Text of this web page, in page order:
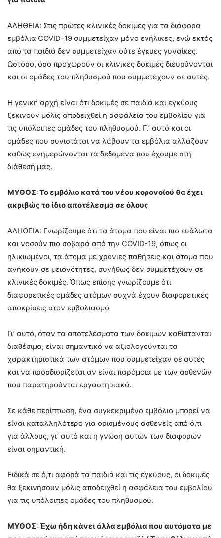
ΑΛΗΘΕΙΑ: Στις πρώτες κλινικές δοκιμές για τα διάφορα
εμβόλια COVID-19 συμμετείχαν μόνο ενήλικες, ενώ εκτός
από τα παιδιά δεν συμμετείχαν ούτε έγκυες γυναίκες.
Ωστόσο, όσο προχωρούν οι κλινικές δοκιμές διευρύνονται
και οι ομάδες του πληθυσμού που συμμετέχουν σε αυτές.
Η γενική αρχή είναι ότι δοκιμές σε παιδιά και εγκύους
ξεκινούν μόλις αποδειχθεί η ασφάλεια του εμβολίου για
τις υπόλοιπες ομάδες του πληθυσμού. Γι’ αυτό και οι
ομάδες που συνιστάται να λάβουν τα εμβόλια αλλάζουν
καθώς ενημερώνονται τα δεδομένα που έχουμε στη
διάθεσή μας.
ΜΥΘΟΣ: Το εμβόλιο κατά του νέου κορονοϊού θα έχει
ακριβώς το ίδιο αποτέλεσμα σε όλους
ΑΛΗΘΕΙΑ: Γνωρίζουμε ότι τα άτομα που είναι πιο ευάλωτα
και νοσούν πιο σοβαρά από την COVID-19, όπως οι
ηλικιωμένοι, τα άτομα με χρόνιες παθήσεις και άτομα που
ανήκουν σε μειονότητες, συνήθως δεν συμμετέχουν σε
κλινικές δοκιμές. Όπως επίσης γνωρίζουμε ότι
διαφορετικές ομάδες ατόμων συχνά έχουν διαφορετικές
αποκρίσεις στον εμβολιασμό.
Γι’ αυτό, όταν τα αποτελέσματα των δοκιμών καθίστανται
διαθέσιμα, είναι σημαντικό να αξιολογούνται τα
χαρακτηριστικά των ατόμων που συμμετείχαν σε αυτές
και να προσδιορίζεται αν είναι παρόμοια με των ασθενών
που παρατηρούνται εργαστηριακά.
Σε κάθε περίπτωση, ένα συγκεκριμένο εμβόλιο μπορεί να
είναι καταλληλότερο για ορισμένους ασθενείς από ό,τι
για άλλους, γι’ αυτό και η γνώση αυτών των διαφορών
είναι σημαντική.
Ειδικά σε ό,τι αφορά τα παιδιά και τις εγκύους, οι δοκιμές
θα ξεκινήσουν μόλις αποδειχθεί η ασφάλεια του εμβολίου
για τις υπόλοιπες ομάδες του πληθυσμού.
ΜΥΘΟΣ: Έχω ήδη κάνει άλλα εμβόλια που αυτόματα με